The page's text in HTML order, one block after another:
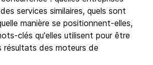
services similaires, quels sont
manière se positionnent-elles,
clés qu'elles utilisent pour être
résultats des moteurs de